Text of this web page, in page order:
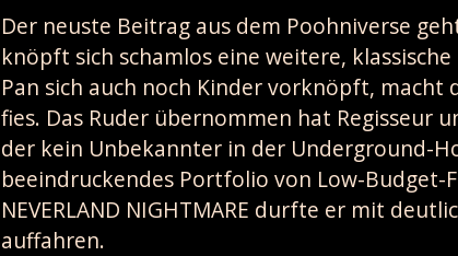
Der neuste Beitrag aus dem Poohniverse
knöpft sich schamlos eine weitere,
Pan sich auch noch Kinder vorknöpft, macht
fies. Das Ruder übernommen hat Regisseur
der kein Unbekannter in der Underground-
beeindruckendes Portfolio von Low-Budget-
NEVERLAND NIGHTMARE durfte er mit
auffahren.